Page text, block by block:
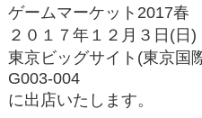
ゲームマーケット2017春
２０１７年１２月３日(日
東京ビッグサイト(東京
G003-004
に出店いたします。